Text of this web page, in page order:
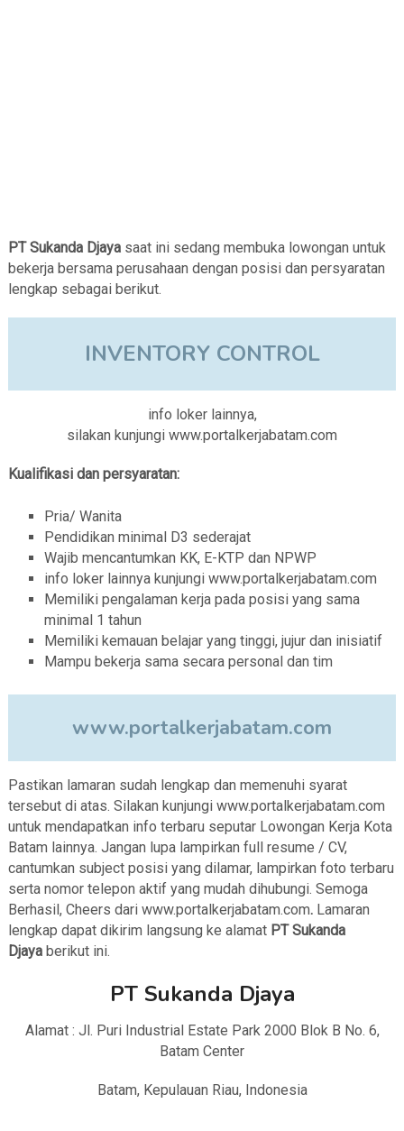
PT Sukanda Djayasaat ini sedang membuka lowongan untuk
bekerja bersama perusahaan dengan posisi dan persyaratan
lengkap sebagai berikut.
INVENTORY CONTROL
info loker lainnya,
silakan kunjungi www.portalkerjabatam.com
Kualifikasi dan persyaratan:
Pria/ Wanita
Pendidikan minimal D3 sederajat
Wajib mencantumkan KK, E-KTP dan NPWP
info loker lainnya kunjungi www.portalkerjabatam.com
Memiliki pengalaman kerja pada posisi yang sama
minimal 1 tahun
Memiliki kemauan belajar yang tinggi, jujur dan inisiatif
Mampu bekerja sama secara personal dan tim
www.portalkerjabatam.com
Pastikan lamaran sudah lengkap dan memenuhi syarat
tersebut di atas. Silakan kunjungi www.portalkerjabatam.com
untuk mendapatkan info terbaru seputar Lowongan Kerja Kota
Batam lainnya. Jangan lupa lampirkan full resume / CV,
cantumkan subject posisi yang dilamar, lampirkan foto terbaru
serta nomor telepon aktif yang mudah dihubungi. Semoga
Berhasil, Cheers dari www.portalkerjabatam.com.Lamaran
lengkap dapat dikirim langsung ke alamat PT Sukanda
Djayaberikut ini.
PT Sukanda Djaya
Alamat : Jl. Puri Industrial Estate Park 2000 Blok B No. 6,
Batam Center
Batam, Kepulauan Riau, Indonesia